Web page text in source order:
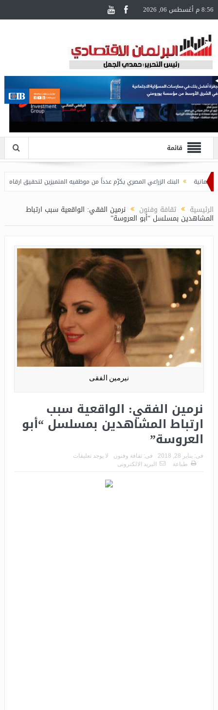
8:56 م أغسطس 06, 2026
قائمة
البنك الزراعي المصري يكرّم عدداً من موظفيه المتميزين لتحقيق ارقام
الرئيسية ثقافة وفنون نرمين الفقي: الواقعية سبب ارتباط
المشاهدين بمسلسل “أبو العروسة”
نيرمين الفقى
نرمين الفقي: الواقعية سبب
ارتباط المشاهدين بمسلسل “أبو
العروسة”
فى: يناير 28, 2018 فى: ثقافة وفنون
لا يوجد تعليقات
طباعة
البريد الالكترونى